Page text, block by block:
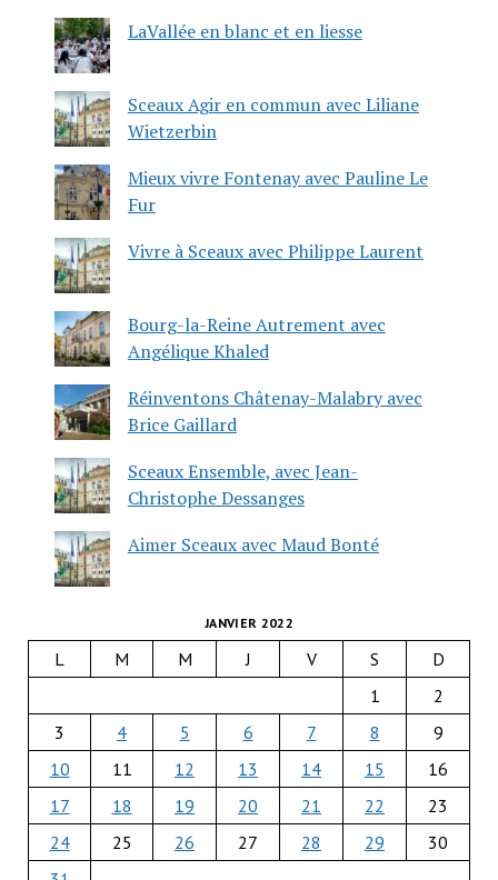
LaVallée en blanc et en liesse
Sceaux Agir en commun avec Liliane
Wietzerbin
Mieux vivre Fontenay avec Pauline Le
Fur
Vivre à Sceaux avec Philippe Laurent
Bourg-la-Reine Autrement avec
Angélique Khaled
Réinventons Châtenay-Malabry avec
Brice Gaillard
Sceaux Ensemble, avec Jean-
Christophe Dessanges
Aimer Sceaux avec Maud Bonté
JANVIER 2022
L M M J V S
D
1
2
3
4 5 6 7 8
9
10
11 12 13 14 15
16
17
18 19 20 21 22
23
24
25 26 27 28 29
30